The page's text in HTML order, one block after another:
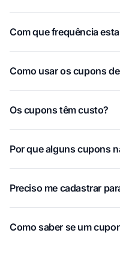
Com que frequência
Como usar os cupons
Os cupons têm custo?
Por que alguns cupons
Preciso me cadastrar
Como saber se um